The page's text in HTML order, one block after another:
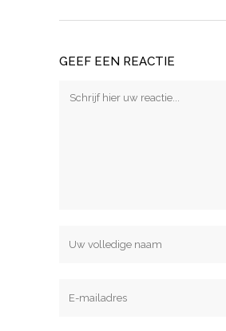
GEEF EEN REACTIE